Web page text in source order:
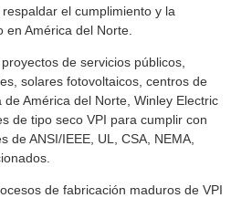
el cumplimiento y la
América del Norte.
de servicios públicos,
solares fotovoltaicos, centros de
América del Norte, Winley Electric
de tipo seco VPI para cumplir con
de ANSI/IEEE, UL, CSA, NEMA,
de fabricación maduros de VPI